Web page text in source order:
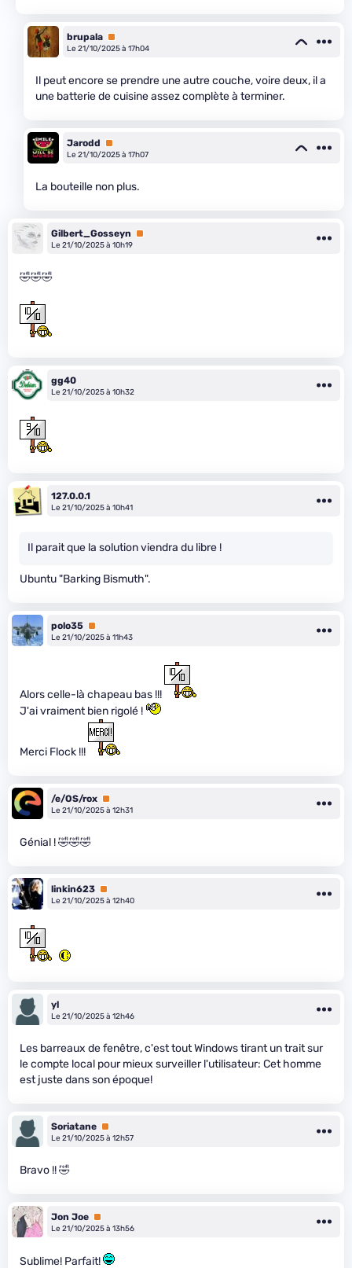
brupala Premium
Le 21/10/2025 à 17h04
Il peut encore se prendre une autre couche, voire deux, il a
une batterie de cuisine assez complète à terminer.
Jarodd
Premium
Le 21/10/2025 à 17h07
La bouteille non plus.
Gilbert_Gosseyn
Premium
Le 21/10/2025 à 10h19
🤣🤣🤣
gg40
Le 21/10/2025 à 10h32
127.0.0.1
Le 21/10/2025 à 10h41
Il parait que la solution viendra du libre !
Ubuntu "Barking Bismuth".
polo35 Premium
Le 21/10/2025 à 11h43
Alors celle-là chapeau bas !!!
J'ai vraiment bien rigolé !
Merci Flock !!!
/e/OS/rox Premium
Le 21/10/2025 à 12h31
Génial ! 🤣🤣🤣
linkin623 Premium
Le 21/10/2025 à 12h40
yl
Le 21/10/2025 à 12h46
Les barreaux de fenêtre, c'est tout Windows tirant un trait sur
le compte local pour mieux surveiller l'utilisateur: Cet homme
est juste dans son époque!
Soriatane Premium
Le 21/10/2025 à 12h57
Bravo !! 🤣
Jon Joe Premium
Le 21/10/2025 à 13h56
Sublime! Parfait!